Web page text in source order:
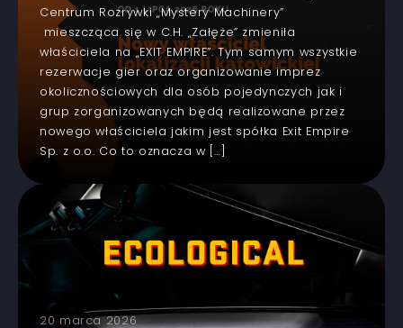
Centrum Rozrywki „Mystery Machinery”
mieszcząca się w C.H. „Załęże” zmieniła
właściciela na „EXIT EMPIRE”. Tym samym wszystkie
rezerwacje gier oraz organizowanie imprez
okolicznościowych dla osób pojedynczych jak i
grup zorganizowanych będą realizowane przez
nowego właściciela jakim jest spółka Exit Empire
Sp. z o.o. Co to oznacza w […]
20 marca 2026